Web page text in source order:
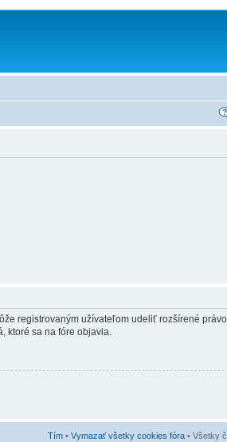
registrovaným užívateľom udeliť rozšírené
ktoré sa na fóre objavia.
Tím • Vymazať všetky cookies fóra • Všetky